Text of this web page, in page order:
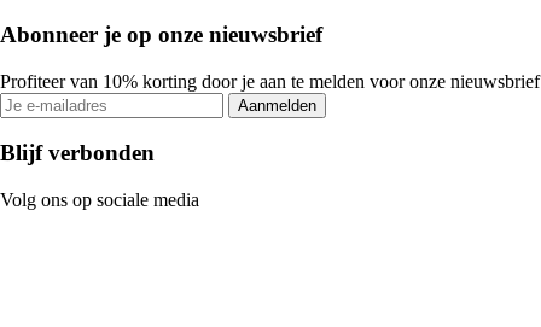
Abonneer je op onze nieuwsbrief
Profiteer van 10% korting door je aan te melden voor onze nieuwsbrief
Aanmelden
Blijf verbonden
Volg ons op sociale media